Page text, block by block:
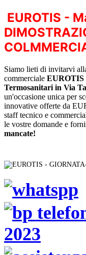
EUROTIS -
Siamo lieti di invitarvi
commerciale EUROTIS
Termosanitari in Via
un'occasione unica per
innovative offerte da
staff tecnico e
le vostre domande e
mancate!